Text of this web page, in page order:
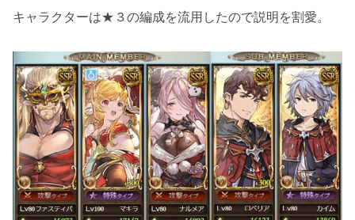
キャラクターは★３の編成を流用したので説明を割愛。